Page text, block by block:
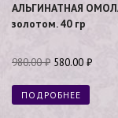
АЛЬГИНАТНАЯ
золотом. 40 гр
980.00₽ 580.00 ₽
ПОДРОБНЕЕ